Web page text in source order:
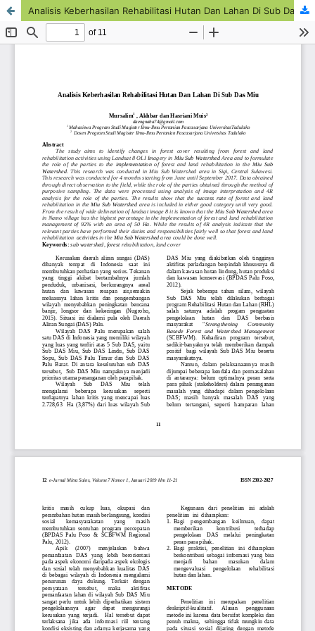
Analisis Keberhasilan Rehabilitasi Hutan Dan Lahan Di Sub Das Miu